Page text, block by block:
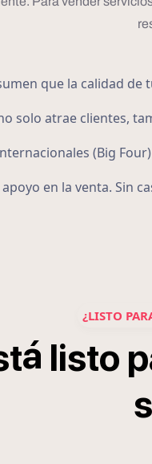
que la calidad
solo atrae clientes,
(Big
en la venta. Sin
¿LISTO
á listo